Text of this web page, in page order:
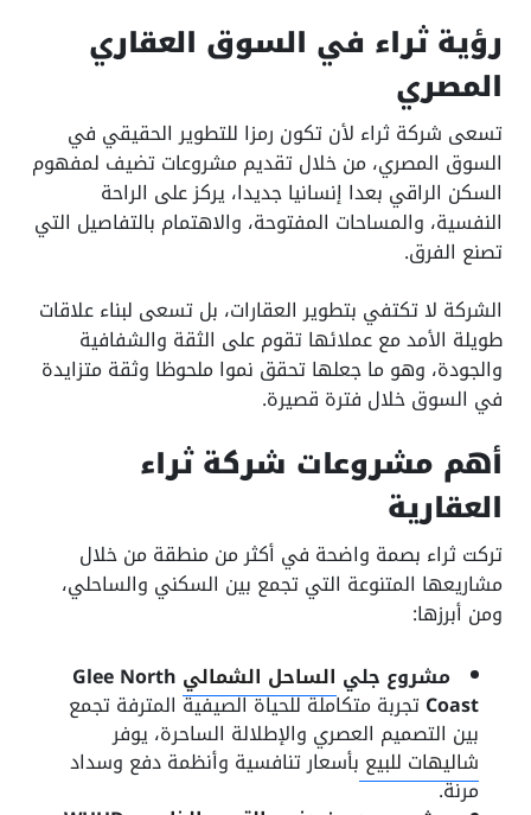
رؤية ثراء في السوق العقاري
المصري
تسعى شركة ثراء لأن تكون رمزا للتطوير الحقيقي في
السوق المصري، من خلال تقديم مشروعات تضيف لمفهوم
السكن الراقي بعدا إنسانيا جديدا، يركز على الراحة
النفسية، والمساحات المفتوحة، والاهتمام بالتفاصيل التي
تصنع الفرق.
الشركة لا تكتفي بتطوير العقارات، بل تسعى لبناء علاقات
طويلة الأمد مع عملائها تقوم على الثقة والشفافية
والجودة، وهو ما جعلها تحقق نموا ملحوظا وثقة متزايدة
في السوق خلال فترة قصيرة.
أهم مشروعات شركة ثراء
العقارية
تركت ثراء بصمة واضحة في أكثر من منطقة من خلال
مشاريعها المتنوعة التي تجمع بين السكني والساحلي،
ومن أبرزها:
مشروع جلي الساحل الشمالي Glee North
Coastتجربة متكاملة للحياة الصيفية المترفة تجمع
بين التصميم العصري والإطلالة الساحرة، يوفر
شاليهات للبيع بأسعار تنافسية وأنظمة دفع وسداد
مرنة.